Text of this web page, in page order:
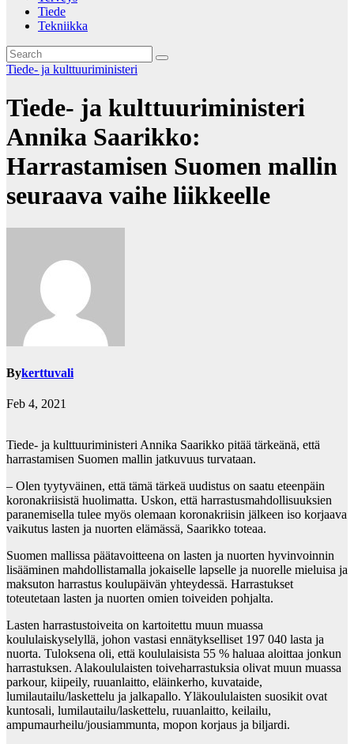
Tiede
Tekniikka
Tiede- ja kulttuuriministeri
Tiede- ja kulttuuriministeri
Annika Saarikko:
Harrastamisen Suomen mallin
seuraava vaihe liikkeelle
Bykerttuvali
Feb 4, 2021
Tiede- ja kulttuuriministeri Annika Saarikko pitää tärkeänä, että
harrastamisen Suomen mallin jatkuvuus turvataan.
– Olen tyytyväinen, että tämä tärkeä uudistus on saatu eteenpäin
koronakriisistä huolimatta. Uskon, että harrastusmahdollisuuksien
paranemisella tulee myös olemaan koronakriisin jälkeen iso korjaava
vaikutus lasten ja nuorten elämässä, Saarikko toteaa.
Suomen mallissa päätavoitteena on lasten ja nuorten hyvinvoinnin
lisääminen mahdollistamalla jokaiselle lapselle ja nuorelle mieluisa ja
maksuton harrastus koulupäivän yhteydessä. Harrastukset
toteutetaan lasten ja nuorten omien toiveiden pohjalta.
Lasten harrastustoiveita on kartoitettu muun muassa
koululaiskyselyllä, johon vastasi ennätykselliset 197 040 lasta ja
nuorta. Tuloksena oli, että koululaisista 55 % haluaa aloittaa jonkun
harrastuksen. Alakoululaisten toiveharrastuksia olivat muun muassa
parkour, kiipeily, ruuanlaitto, eläinkerho, kuvataide,
lumilautailu/laskettelu ja jalkapallo. Yläkoululaisten suosikit ovat
kuntosali, lumilautailu/laskettelu, ruuanlaitto, keilailu,
ampumaurheilu/jousiammunta, mopon korjaus ja biljardi.